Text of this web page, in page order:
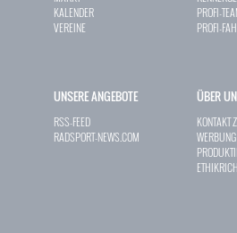
KALENDER
VEREINE
PROFI-
PROFI-
UNSERE ANGEBOTE
RSS-FEED
RADSPORT-NEWS.COM
ÜBER
KONTAKT